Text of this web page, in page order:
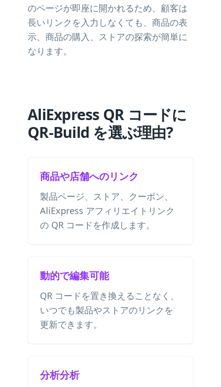
のページが即座に開かれるため、顧客は
長いリンクを入力しなくても、商品の表
示、商品の購入、ストアの探索が簡単に
なります。
AliExpress QR コードに
QR-Build を選ぶ理由?
商品や店舗へのリンク
製品ページ、ストア、クーポン、
AliExpress アフィリエイトリンク
の QR コードを作成します。
動的で編集可能
QR コードを置き換えることなく、
いつでも製品やストアのリンクを
更新できます。
分析分析